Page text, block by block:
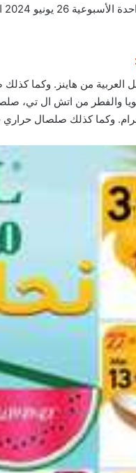
نحلي صيفك. اكتشفوا التوفير مع
الصويا والفطر من اتش ال